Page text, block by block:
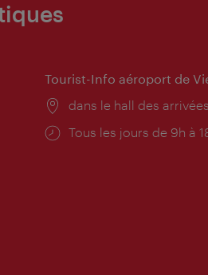
Tourist-Info aéroport de
Lieu:
dans le hall des arrivées
Horaires
Tous les jours de 9h à